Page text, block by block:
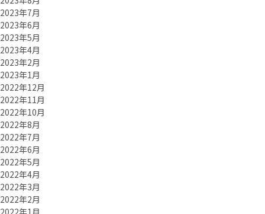
2023年7月
2023年6月
2023年5月
2023年4月
2023年2月
2023年1月
2022年12月
2022年11月
2022年10月
2022年8月
2022年7月
2022年6月
2022年5月
2022年4月
2022年3月
2022年2月